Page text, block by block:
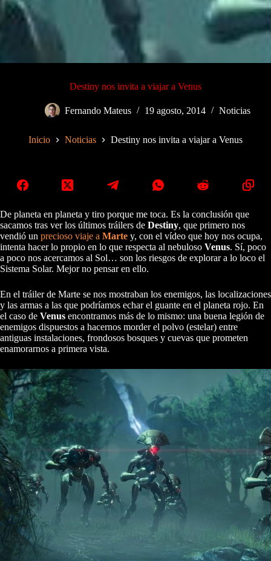
Destiny nos invita a viajar a Venus
Fernando Mateus 19 agosto, 2014 Noticias
Inicio Noticias Destiny nos invita a viajar a Venus
De planeta en planeta y tiro porque me toca. Es la conclusión que
sacamos tras ver los últimos tráilers de Destiny, que primero nos
vendió un precioso viaje a Marte y, con el vídeo que hoy nos ocupa,
intenta hacer lo propio en lo que respecta al nebuloso Venus. Sí, poco
a poco nos acercamos al Sol… son los riesgos de explorar a lo loco el
Sistema Solar. Mejor no pensar en ello.
En el tráiler de Marte se nos mostraban los enemigos, las localizaciones
y las armas a las que podríamos echar el guante en el planeta rojo. En
el caso de Venus encontramos más de lo mismo: una buena legión de
enemigos dispuestos a hacernos morder el polvo (estelar) entre
antiguas instalaciones, frondosos bosques y cuevas que prometen
enamorarnos a primera vista.